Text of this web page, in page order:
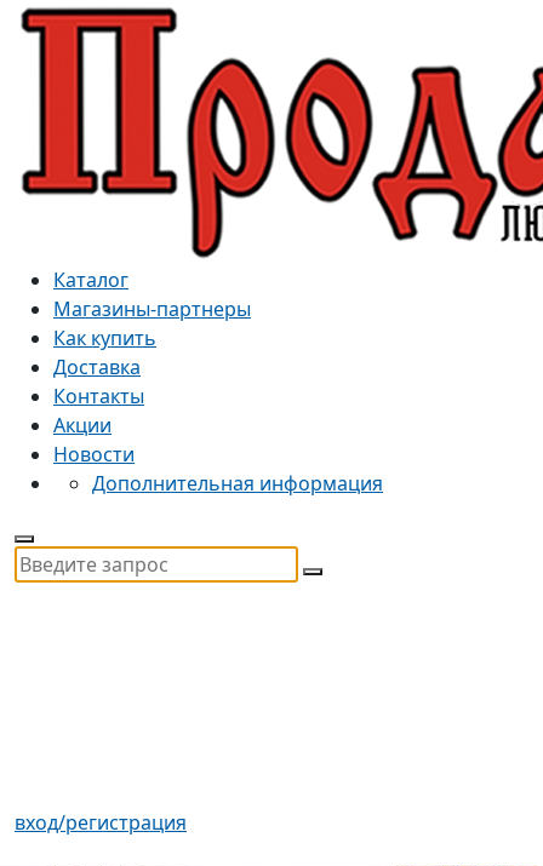
Каталог
Магазины-партнеры
Как купить
Доставка
Контакты
Акции
Новости
Дополнительная информация
вход/регистрация